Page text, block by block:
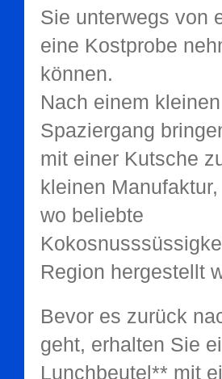
Sie unterwegs von
eine Kostprobe
können.
Nach einem kleinen
Spaziergang
mit einer Kutsche
kleinen Manufaktur,
wo beliebte
Region hergestellt
Bevor es zurück
geht, erhalten Sie
Lunchbeutel** mit